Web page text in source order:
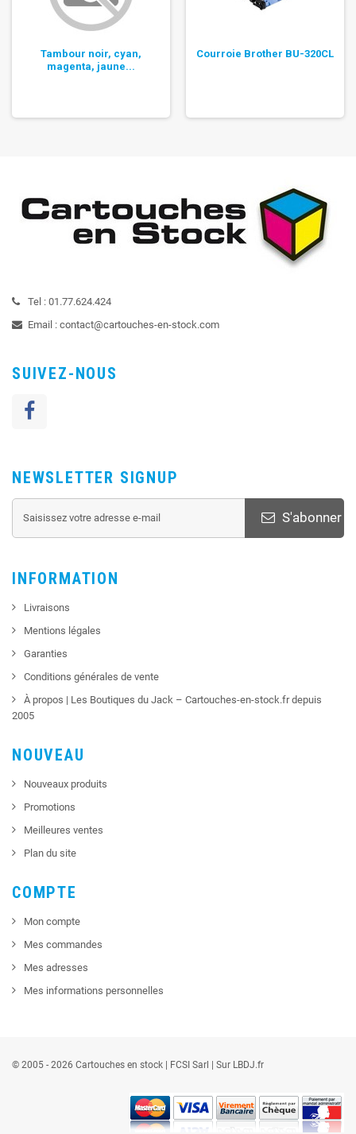
Tambour noir, cyan,
magenta, jaune...
Courroie Brother BU-320CL
Tel : 01.77.624.424
Email : contact@cartouches-en-stock.com
SUIVEZ-NOUS
NEWSLETTER SIGNUP
S'abonner
INFORMATION
Livraisons
Mentions légales
Garanties
Conditions générales de vente
À propos | Les Boutiques du Jack – Cartouches-en-stock.fr depuis
2005
NOUVEAU
Nouveaux produits
Promotions
Meilleures ventes
Plan du site
COMPTE
Mon compte
Mes commandes
Mes adresses
Mes informations personnelles
© 2005 - 2026 Cartouches en stock | FCSI Sarl | Sur LBDJ.fr